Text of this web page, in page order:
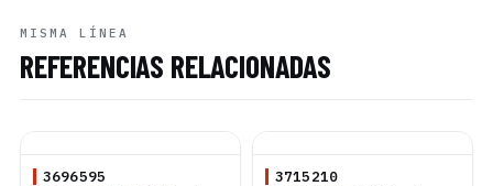
MISMA LÍNEA
REFERENCIAS RELACIONADAS
3696595 3715210